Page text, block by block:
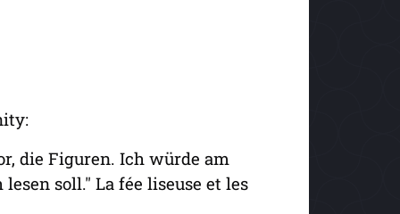
die Figuren. Ich würde am
soll." La fée liseuse et les